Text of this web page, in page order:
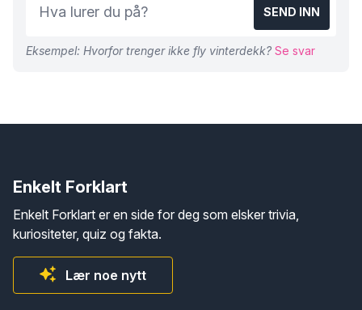
SEND INN
Eksempel: Hvorfor trenger ikke fly vinterdekk? Se svar
Enkelt Forklart
Enkelt Forklart er en side for deg som elsker trivia,
kuriositeter, quiz og fakta.
Lær noe nytt